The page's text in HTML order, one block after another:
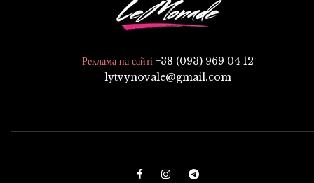
Реклама на сайті +38 (093) 969 04 12
lytvynovale@gmail.com